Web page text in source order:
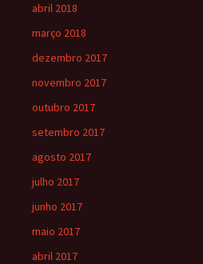
abril 2018
março 2018
dezembro 2017
novembro 2017
outubro 2017
setembro 2017
agosto 2017
julho 2017
junho 2017
maio 2017
abril 2017